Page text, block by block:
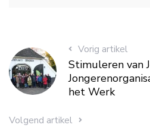
Vorig artikel
Stimuleren van
het Werk
Volgend artikel